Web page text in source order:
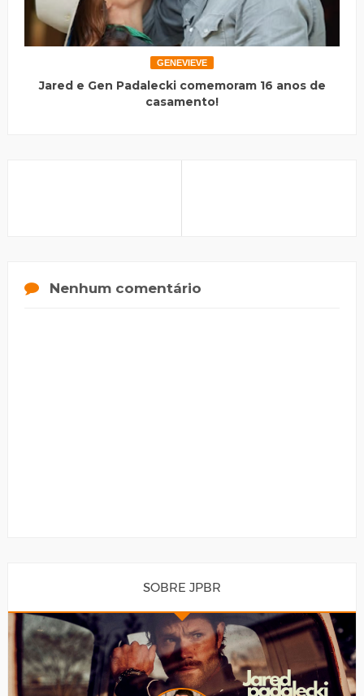
GENEVIEVE
Jared e Gen Padalecki comemoram 16 anos de
casamento!
Nenhum comentário
SOBRE JPBR